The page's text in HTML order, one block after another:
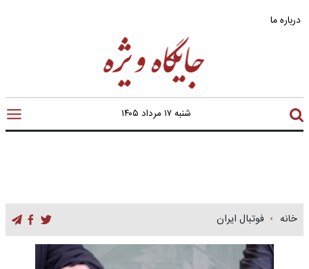
درباره ما
شنبه ۱۷ مرداد ۱۴۰۵
خانه فوتبال ایران